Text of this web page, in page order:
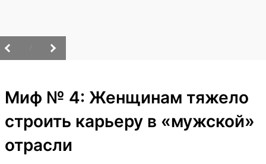
Миф № 4: Женщинам тяжело
строить карьеру в «мужской»
отрасли